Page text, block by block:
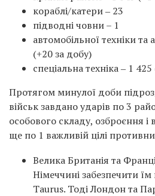
кораблі/катери ‒ 23
підводні човни – 1
автомобільної техніки
(+20 за добу)
спеціальна техніка ‒ 1
Протягом минулої доби
військ завдано ударів по 3
особового складу, озброєння і
ще по 1 важливій цілі
Велика Британія та
Німеччині забезпечити
Taurus. Тоді Лондон та